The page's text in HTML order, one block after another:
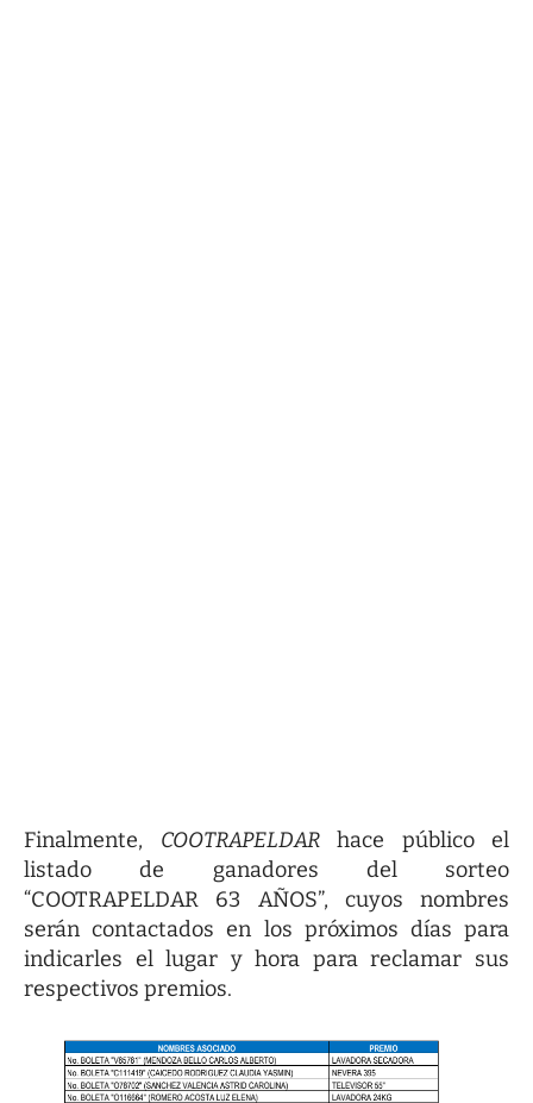
Finalmente, COOTRAPELDARhace público el
listado de ganadores del sorteo
“COOTRAPELDAR 63 AÑOS”, cuyos nombres
serán contactados en los próximos días para
indicarles el lugar y hora para reclamar sus
respectivos premios.